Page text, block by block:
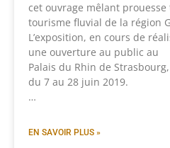
cet ouvrage mêlant
tourisme fluvial de la région
L’exposition, en cours de
une ouverture au public au
Palais du Rhin de Strasbourg,
du 7 au 28 juin 2019.
…
EN SAVOIR PLUS »